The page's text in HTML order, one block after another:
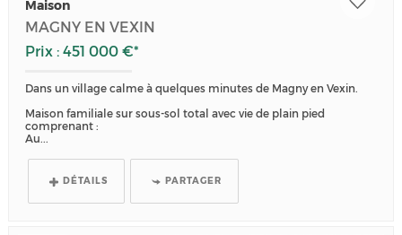
Maison
MAGNY EN VEXIN
Prix : 451 000 €*
Dans un village calme à quelques minutes de Magny en Vexin.
Maison familiale sur sous-sol total avec vie de plain pied
comprenant :
Au...
DÉTAILS PARTAGER